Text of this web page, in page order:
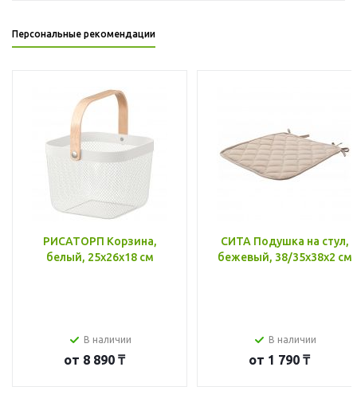
Персональные рекомендации
РИСАТОРП Корзина,
белый, 25x26x18 см
В наличии
от 8 890 ₸
СИТА Подушка на стул,
бежевый, 38/35x38x2 см
В наличии
от 1 790 ₸